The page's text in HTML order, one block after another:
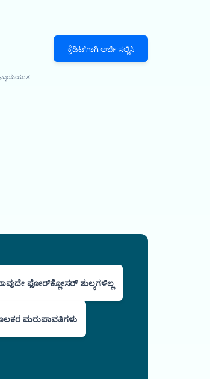
ಕ್ರೆಡಿಟ್‌ಗಾಗಿ ಅರ್ಜಿ ಸಲ್ಲಿಸಿ
ಫೋರ್‌ಕ್ಲೋಸರ್ ಶುಲ್ಕಗಳಿಲ್ಲ
ಮರುಪಾವತಿಗಳು